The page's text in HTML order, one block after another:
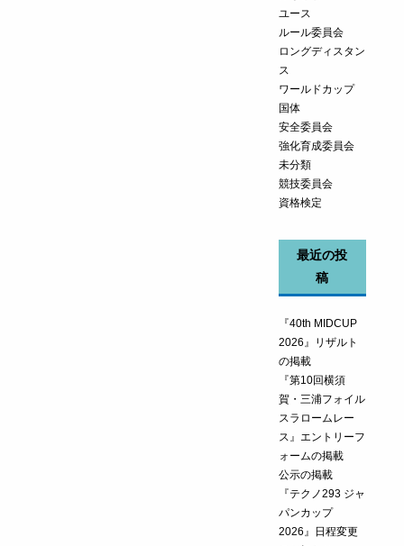
ユース
ルール委員会
ロングディスタン
ス
ワールドカップ
国体
安全委員会
強化育成委員会
未分類
競技委員会
資格検定
最近の投
稿
『40th MIDCUP
2026』リザルト
の掲載
『第10回横須
賀・三浦フォイル
スラロームレー
ス』エントリーフ
ォームの掲載
公示の掲載
『テクノ293 ジャ
パンカップ
2026』日程変更